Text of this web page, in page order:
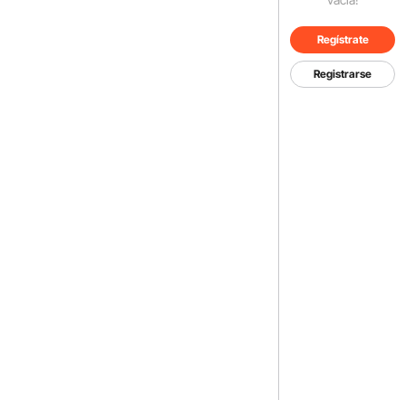
Regístrate
Registrarse